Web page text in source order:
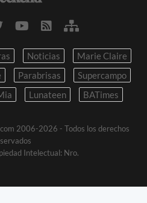
Noticias
Marie Claire
Parabrisas
Supercampo
Lunateen BATimes
2006-2026 - Todos los derechos
Intelectual: Nro.